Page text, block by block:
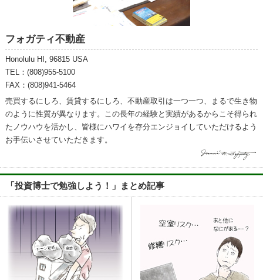
フォガティ不動産
Honolulu HI, 96815 USA
TEL：(808)955-5100
FAX：(808)941-5464
売買するにしろ、賃貸するにしろ、不動産取引は一つ一つ、まるで生き物
のように性質が異なります。この長年の経験と実績があるからこそ得られ
たノウハウを活かし、皆様にハワイを存分エンジョイしていただけるよう
お手伝いさせていただきます。
「投資博士で勉強しよう！」まとめ記事